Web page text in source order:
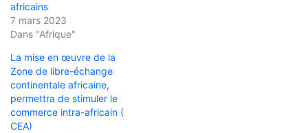
africains
7 mars 2023
Dans "Afrique"
La mise en œuvre de la
Zone de libre-échange
continentale africaine,
permettra de stimuler le
commerce intra-africain (
CEA)